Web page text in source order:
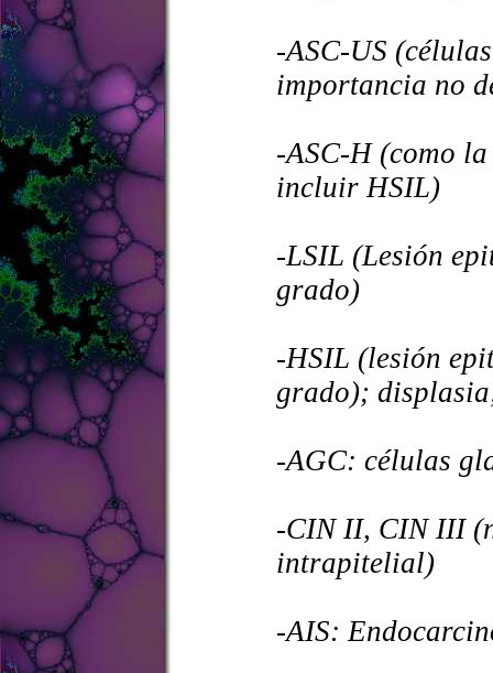
-ASC-US (
importancia no
-ASC-H (como
incluir HSIL)
-LSIL (Lesión
grado)
-HSIL (lesión
grado);
-AGC: células
-CIN II, CIN III
intrapitelial)
-AIS: